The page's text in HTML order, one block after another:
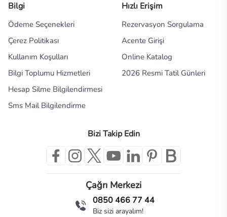
Bilgi
Ödeme Seçenekleri
Çerez Politikası
Kullanım Koşulları
Bilgi Toplumu Hizmetleri
Hesap Silme Bilgilendirmesi
Sms Mail Bilgilendirme
Hızlı Erişim
Rezervasyon Sorgulama
Acente Girişi
Online Katalog
2026 Resmi Tatil Günleri
Bizi Takip Edin
Çağrı Merkezi
0850 466 77 44
Biz sizi arayalım!